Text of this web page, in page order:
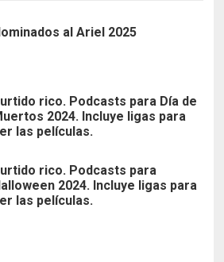
al Ariel 2025
rico. Podcasts para Día de
2024. Incluye ligas para
las películas.
rico. Podcasts para
2024. Incluye ligas para
las películas.